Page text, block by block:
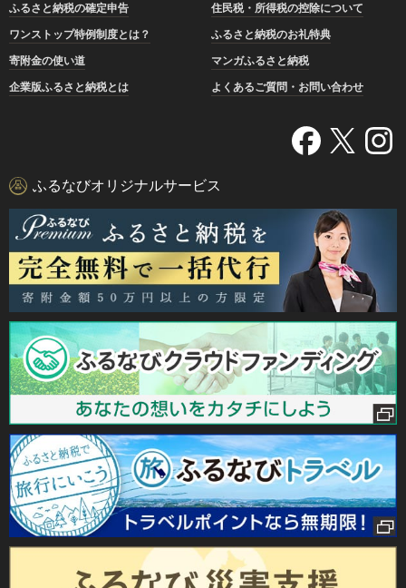
ふるさと納税の確定申告
住民税・所得税の控除について
ワンストップ特例制度とは？
ふるさと納税のお礼特典
寄附金の使い道
マンガふるさと納税
企業版ふるさと納税とは
よくあるご質問・お問い合わせ
ふるなびオリジナルサービス